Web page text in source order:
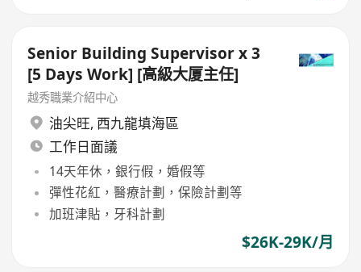
Senior Building Supervisor x 3
[5 Days Work] [高級大厦主任]
越秀職業介紹中心
油尖旺, 西九龍填海區
工作日面議
14天年休，銀行假，婚假等
彈性花紅，醫療計劃，保險計劃等
加班津貼，牙科計劃
$26K-29K/月